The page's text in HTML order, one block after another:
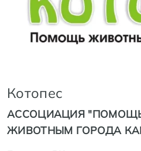
Котопес
АССОЦИАЦИЯ
ЖИВОТНЫМ ГОРОДА